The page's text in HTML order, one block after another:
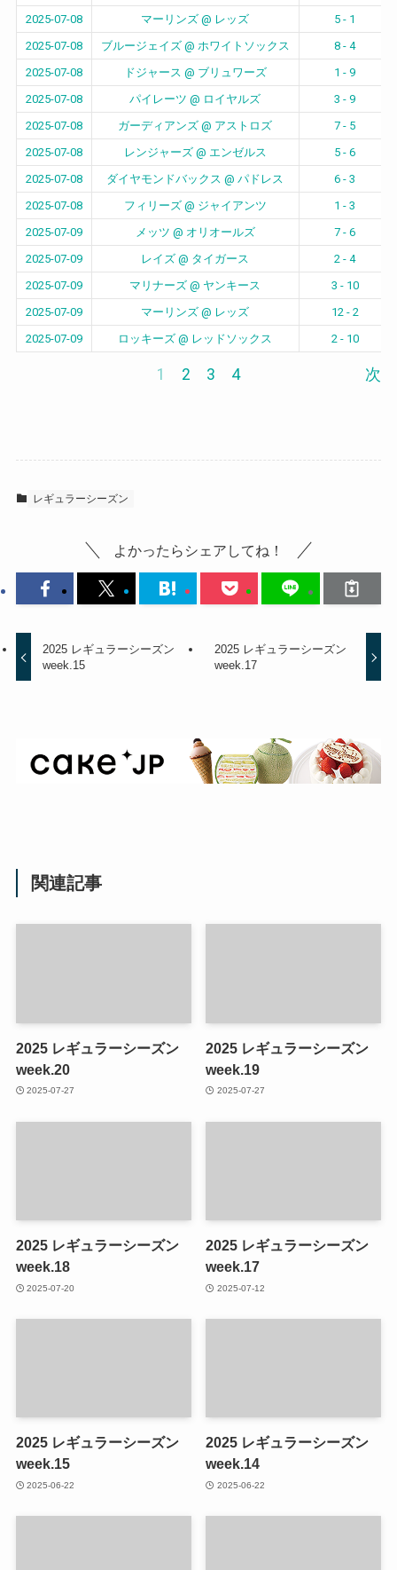
2025-07-08
マーリンズ @ レッズ
5 - 1
2025-07-08
ブルージェイズ @ ホワイトソックス
8 - 4
2025-07-08
ドジャース @ ブリュワーズ
1 - 9
2025-07-08
パイレーツ @ ロイヤルズ
3 - 9
2025-07-08
ガーディアンズ @ アストロズ
7 - 5
2025-07-08
レンジャーズ @ エンゼルス
5 - 6
2025-07-08
ダイヤモンドバックス @ パドレス
6 - 3
2025-07-08
フィリーズ @ ジャイアンツ
1 - 3
2025-07-09
メッツ @ オリオールズ
7 - 6
2025-07-09
レイズ @ タイガース
2 - 4
2025-07-09
マリナーズ @ ヤンキース
3 - 10
2025-07-09
マーリンズ @ レッズ
12 - 2
2025-07-09
ロッキーズ @ レッドソックス 2 - 10
1 2 3 4 次
レギュラーシーズン
よかったらシェアしてね！
2025 レギュラーシーズン
week.15
2025 レギュラーシーズン
week.17
関連記事
2025 レギュラーシーズン
week.20
2025-07-27
2025 レギュラーシーズン
week.19
2025-07-27
2025 レギュラーシーズン
week.18
2025-07-20
2025 レギュラーシーズン
week.17
2025-07-12
2025 レギュラーシーズン
week.15
2025-06-22
2025 レギュラーシーズン
week.14
2025-06-22